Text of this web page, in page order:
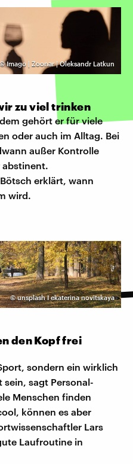
©Imago | Zoonar | Oleksandr Latkun
zu viel trinken
gehört er für viele
oder auch im Alltag. Bei
außer Kontrolle
abstinent.
erklärt, wann
wird.
©unsplash I ekaterina novitskaya
den Kopf frei
sondern ein wirklich
sagt Personal-
Menschen finden
können es aber
Lars
Laufroutine in